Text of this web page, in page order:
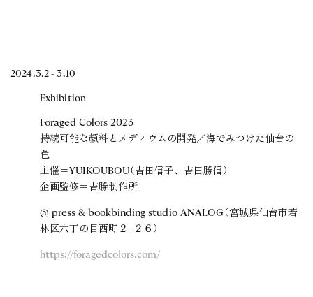
2024.3.2 - 3.10
Exhibition
Foraged Colors 2023
持続可能な顔料とメディウムの開発／海でみつけた仙台の
色
主催＝YUIKOUBOU（吉田信子、吉田勝信）
企画監修＝吉勝制作所
@ press & bookbinding studio ANALOG（宮城県仙台市若
林区六丁の目西町２−２６）
https://foragedcolors.com/